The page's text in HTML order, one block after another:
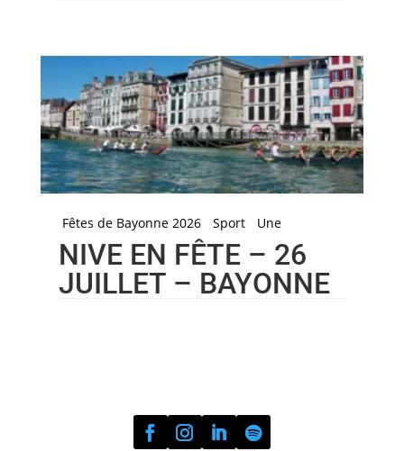
Fêtes de Bayonne 2026 Sport Une
NIVE EN FÊTE – 26
JUILLET – BAYONNE